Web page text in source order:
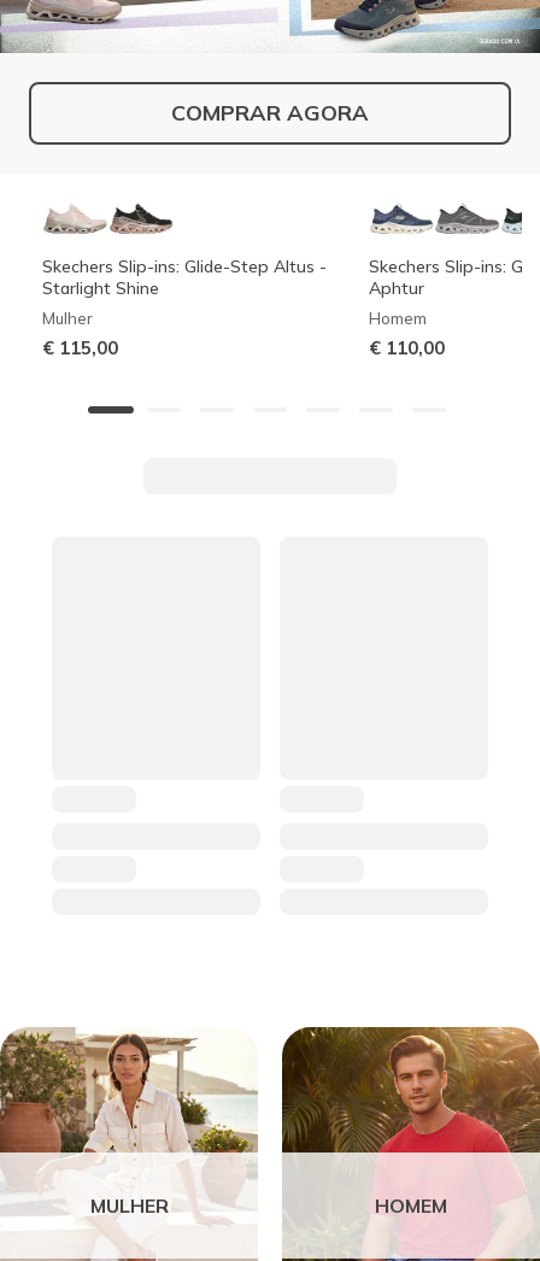
COMPRAR AGORA
Skechers Slip-ins: Glide-Step Altus -
Starlight Shine
Mulher
€ 115,00
Skechers Slip-ins:
Aphtur
Homem
€ 110,00
MULHER HOMEM